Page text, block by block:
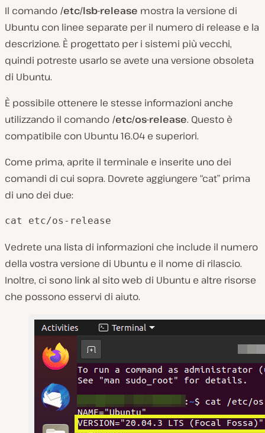
Il comando /etc/lsb-release mostra la versione di
Ubuntu con linee separate per il numero di release e la
descrizione. È progettato per i sistemi più vecchi,
quindi potreste usarlo se avete una versione obsoleta
di Ubuntu.
È possibile ottenere le stesse informazioni anche
utilizzando il comando /etc/os-release. Questo è
compatibile con Ubuntu 16.04 e superiori.
Come prima, aprite il terminale e inserite uno dei
comandi di cui sopra. Dovrete aggiungere “cat” prima
di uno dei due:
cat etc/os-release
Vedrete una lista di informazioni che include il numero
della vostra versione di Ubuntu e il nome di rilascio.
Inoltre, ci sono link al sito web di Ubuntu e altre risorse
che possono esservi di aiuto.